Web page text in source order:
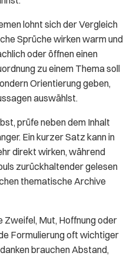
lohnt sich der Vergleich
Sprüche wirken warm und
oder öffnen einen
zu einem Thema soll
Orientierung geben,
auswählst.
prüfe neben dem Inhalt
Ein kurzer Satz kann in
direkt wirken, während
zurückhaltender gelesen
thematische Archive
Zweifel, Mut, Hoffnung oder
Formulierung oft wichtiger
brauchen Abstand,